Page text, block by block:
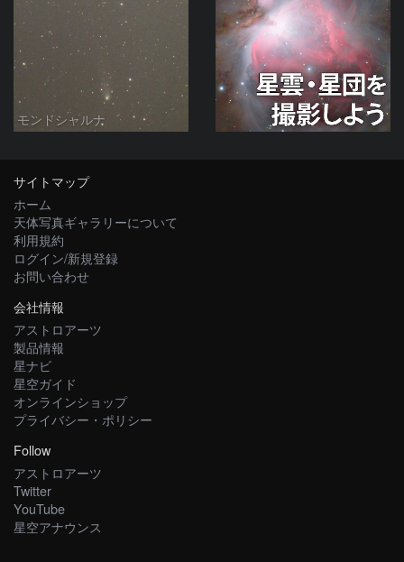
モンドシャルナ
サイトマップ
ホーム
天体写真ギャラリーについて
利用規約
ログイン/新規登録
お問い合わせ
会社情報
アストロアーツ
製品情報
星ナビ
星空ガイド
オンラインショップ
プライバシー・ポリシー
Follow
アストロアーツ
Twitter
YouTube
星空アナウンス